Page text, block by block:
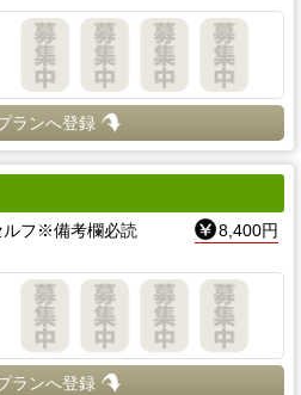
ランへ登録
ルフ※備考欄必読
8,400円
ランへ登録